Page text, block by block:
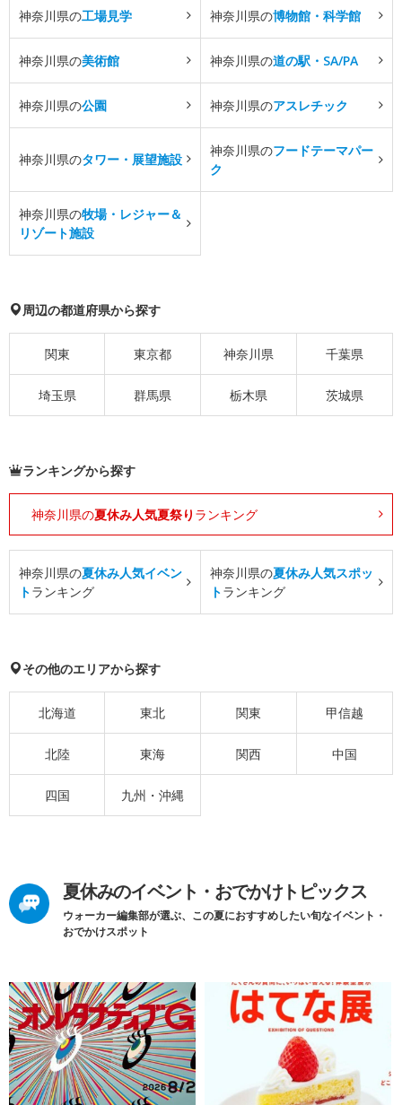
神奈川県の工場見学 神奈川県の博物館・科学館
神奈川県の美術館 神奈川県の道の駅・SA/PA
神奈川県の公園 神奈川県のアスレチック
神奈川県のタワー・展望施設
神奈川県のフードテーマパー
ク
神奈川県の牧場・レジャー＆
リゾート施設
周辺の都道府県から探す
関東 東京都 神奈川県 千葉県
埼玉県 群馬県 栃木県 茨城県
ランキングから探す
神奈川県の夏休み人気夏祭り ランキング
神奈川県の夏休み人気イベン
トランキング
神奈川県の夏休み人気スポッ
トランキング
その他のエリアから探す
北海道 東北 関東 甲信越
北陸 東海 関西 中国
四国 九州・沖縄
夏休みのイベント・おでかけトピックス
ウォーカー編集部が選ぶ、この夏におすすめしたい旬なイベント・
おでかけスポット